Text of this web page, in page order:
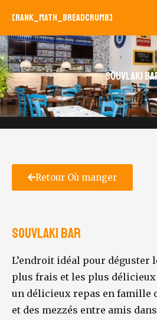
[rank_math_breadcrumb]
Souvlaki
Retour Où manger
Souvlaki Bar
L’endroit idéal pour déguster
plus frais et les plus délicieux
un délicieux repas en famille
et des mezzés entre amis